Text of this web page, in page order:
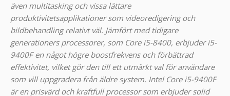
även multitasking och vissa lättare
produktivitetsapplikationer som videoredigering och
bildbehandling relativt väl. Jämfört med tidigare
generationers processorer, som Core i5-8400, erbjuder i5-
9400F en något högre boostfrekvens och förbättrad
effektivitet, vilket gör den till ett utmärkt val för användare
som vill uppgradera från äldre system. Intel Core i5-9400F
är en prisvärd och kraftfull processor som erbjuder solid